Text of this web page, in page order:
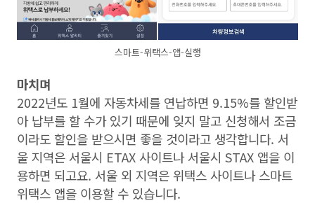
스마트-위택스-앱-실행
마치며
2022년도 1월에 자동차세를 연납하면 9.15%를 할인받
아 납부를 할 수가 있기 때문에 잊지 말고 신청해서 조금
이라도 할인을 받으시면 좋을 것이라고 생각합니다. 서
울 지역은 서울시 ETAX 사이트나 서울시 STAX 앱을 이
용하면 되고요. 서울 외 지역은 위택스 사이트나 스마트
위택스 앱을 이용할 수 있습니다.